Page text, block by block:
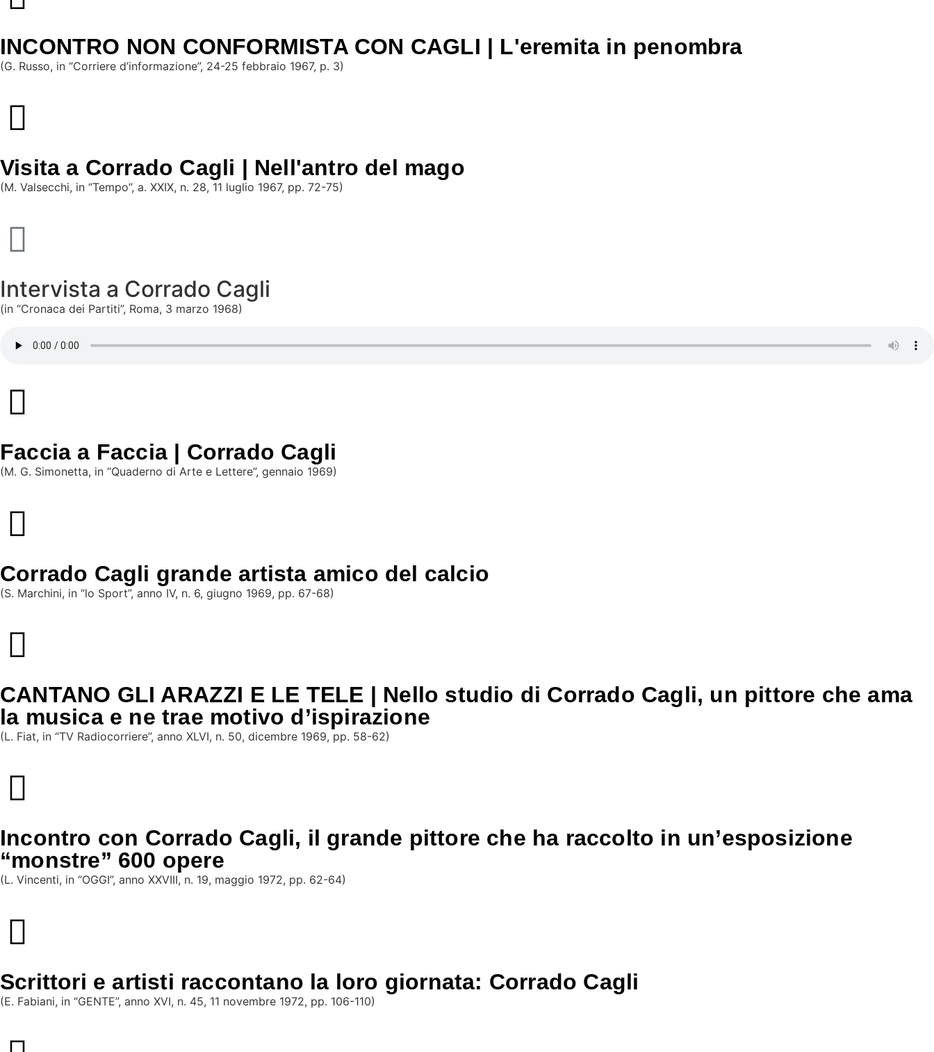
INCONTRO NON CONFORMISTA CON CAGLI | L'eremita in penombra
(G. Russo, in “Corriere d’informazione”, 24-25 febbraio 1967, p. 3)
Visita a Corrado Cagli | Nell'antro del mago
(M. Valsecchi, in “Tempo”, a. XXIX, n. 28, 11 luglio 1967, pp. 72-75)
Intervista a Corrado Cagli
(in “Cronaca dei Partiti”, Roma, 3 marzo 1968)
Faccia a Faccia | Corrado Cagli
(M. G. Simonetta, in “Quaderno di Arte e Lettere”, gennaio 1969)
Corrado Cagli grande artista amico del calcio
(S. Marchini, in “lo Sport”, anno IV, n. 6, giugno 1969, pp. 67-68)
CANTANO GLI ARAZZI E LE TELE | Nello studio di Corrado Cagli, un pittore che ama
la musica e ne trae motivo d’ispirazione
(L. Fiat, in “TV Radiocorriere”, anno XLVI, n. 50, dicembre 1969, pp. 58-62)
Incontro con Corrado Cagli, il grande pittore che ha raccolto in un’esposizione
“monstre” 600 opere
(L. Vincenti, in “OGGI”, anno XXVIII, n. 19, maggio 1972, pp. 62-64)
Scrittori e artisti raccontano la loro giornata: Corrado Cagli
(E. Fabiani, in “GENTE”, anno XVI, n. 45, 11 novembre 1972, pp. 106-110)